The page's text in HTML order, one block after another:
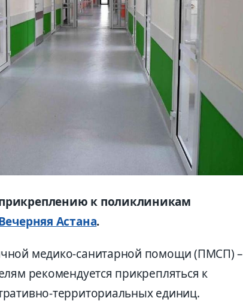
к поликлиникам
Астана.
медико-санитарной помощи (ПМСП) –
рекомендуется прикрепляться к
территориальных единиц.